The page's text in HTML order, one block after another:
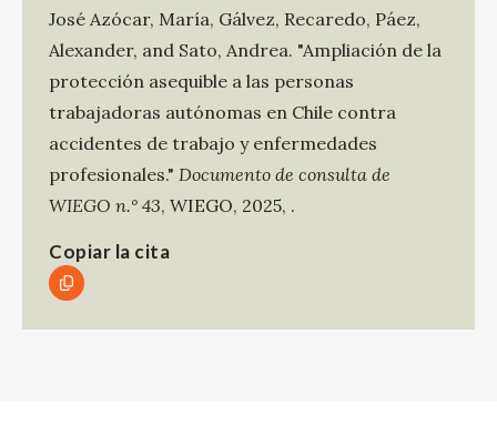
José Azócar, María, Gálvez, Recaredo, Páez,
Alexander, and Sato, Andrea. "Ampliación de la
protección asequible a las personas
trabajadoras autónomas en Chile contra
accidentes de trabajo y enfermedades
profesionales." Documento de consulta de
WIEGO n.° 43, WIEGO, 2025, .
Copiar la cita